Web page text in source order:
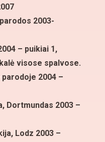
2003-
– puikiai 1,
visose spalvose.
parodoje 2004 –
Dortmundas 2003 –
Lodz 2003 –